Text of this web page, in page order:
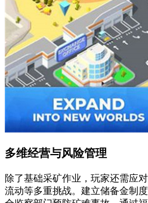
多维经营与风险管理
除了基础采矿作业，玩家还需应
流动等多重挑战。建立储备金制